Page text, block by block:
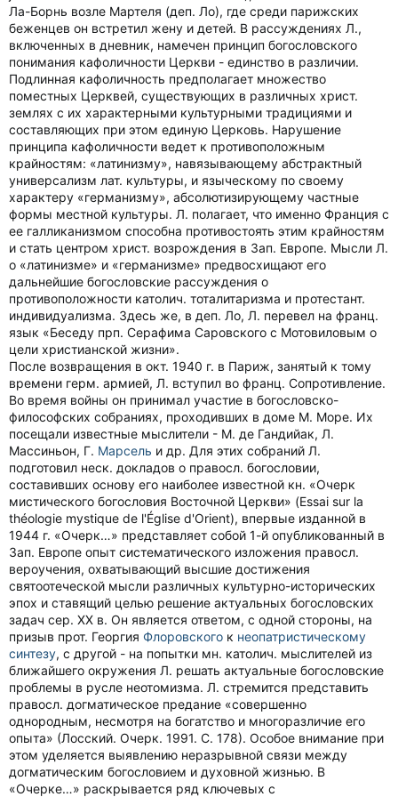
Ла-Борнь возле Мартеля (деп. Ло), где среди парижских
беженцев он встретил жену и детей. В рассуждениях Л.,
включенных в дневник, намечен принцип богословского
понимания кафоличности Церкви - единство в различии.
Подлинная кафоличность предполагает множество
поместных Церквей, существующих в различных христ.
землях с их характерными культурными традициями и
составляющих при этом единую Церковь. Нарушение
принципа кафоличности ведет к противоположным
крайностям: «латинизму», навязывающему абстрактный
универсализм лат. культуры, и языческому по своему
характеру «германизму», абсолютизирующему частные
формы местной культуры. Л. полагает, что именно Франция с
ее галликанизмом способна противостоять этим крайностям
и стать центром христ. возрождения в Зап. Европе. Мысли Л.
о «латинизме» и «германизме» предвосхищают его
дальнейшие богословские рассуждения о
противоположности католич. тоталитаризма и протестант.
индивидуализма. Здесь же, в деп. Ло, Л. перевел на франц.
язык «Беседу прп. Серафима Саровского с Мотовиловым о
цели христианской жизни».
После возвращения в окт. 1940 г. в Париж, занятый к тому
времени герм. армией, Л. вступил во франц. Сопротивление.
Во время войны он принимал участие в богословско-
философских собраниях, проходивших в доме М. Море. Их
посещали известные мыслители - М. де Гандийак, Л.
Массиньон, Г. Марсель и др. Для этих собраний Л.
подготовил неск. докладов о правосл. богословии,
составивших основу его наиболее известной кн. «Очерк
мистического богословия Восточной Церкви» (Essai sur la
théologie mystique de l'Église d'Orient), впервые изданной в
1944 г. «Очерк…» представляет собой 1-й опубликованный в
Зап. Европе опыт систематического изложения правосл.
вероучения, охватывающий высшие достижения
святоотеческой мысли различных культурно-исторических
эпох и ставящий целью решение актуальных богословских
задач сер. XX в. Он является ответом, с одной стороны, на
призыв прот. Георгия Флоровского к неопатристическому
синтезу, с другой - на попытки мн. католич. мыслителей из
ближайшего окружения Л. решать актуальные богословские
проблемы в русле неотомизма. Л. стремится представить
правосл. догматическое предание «совершенно
однородным, несмотря на богатство и многоразличие его
опыта» (Лосский. Очерк. 1991. С. 178). Особое внимание при
этом уделяется выявлению неразрывной связи между
догматическим богословием и духовной жизнью. В
«Очерке…» раскрывается ряд ключевых с